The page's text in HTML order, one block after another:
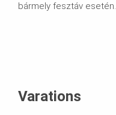
bármely fesztáv esetén.
Varations